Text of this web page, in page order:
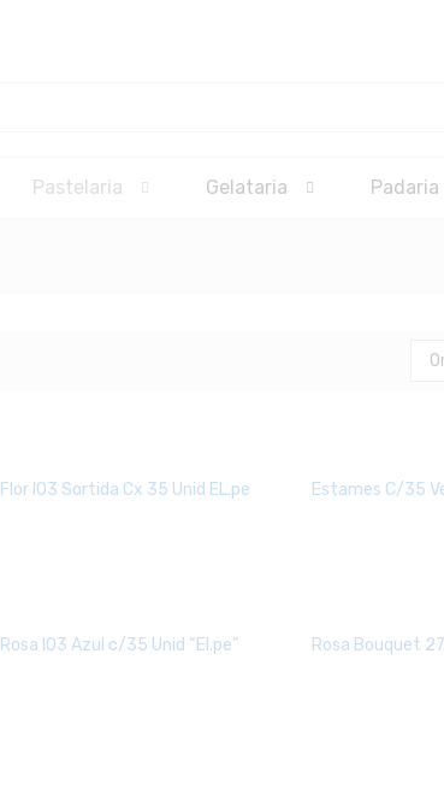
Pastelaria Gelataria Padaria
Flor I03 Sortida Cx 35 Unid EL.pe Estames C/35
Rosa I03 Azul c/35 Unid “El.pe” Rosa Bouquet 27